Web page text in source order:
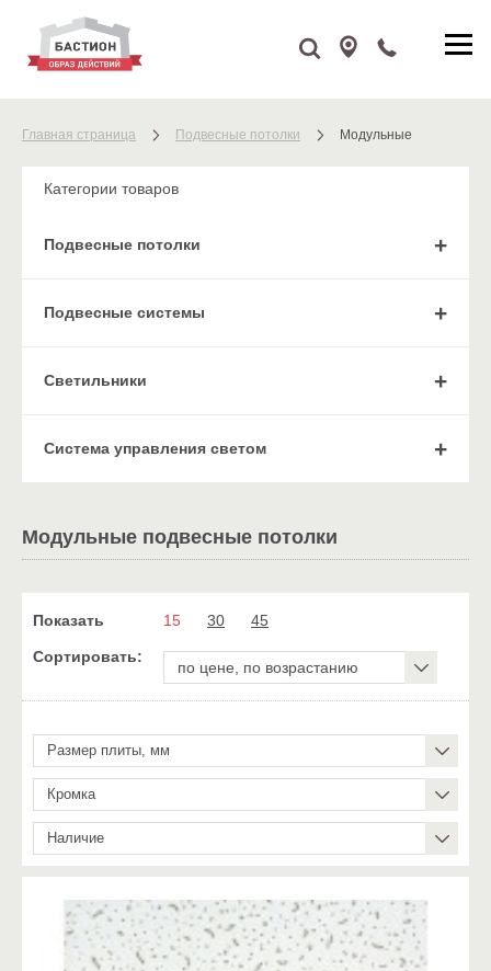
Главная страница Подвесные потолки Модульные
Категории товаров
Подвесные потолки
Подвесные системы
Cветильники
Система управления светом
Модульные подвесные потолки
Показать 15 30 45
Сортировать:
по цене, по возрастанию
Размер плиты, мм
Кромка
Наличие